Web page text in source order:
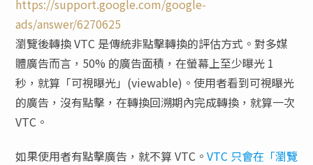
https://support.google.com/google-
ads/answer/6270625
瀏覽後轉換 VTC 是傳統非點擊轉換的評估方式。對多媒
體廣告而言，50% 的廣告面積，在螢幕上至少曝光 1
秒，就算「可視曝光」(viewable)。使用者看到可視曝光
的廣告，沒有點擊，在轉換回溯期內完成轉換，就算一次
VTC。
如果使用者有點擊廣告，就不算 VTC。 VTC 只會在「瀏覽